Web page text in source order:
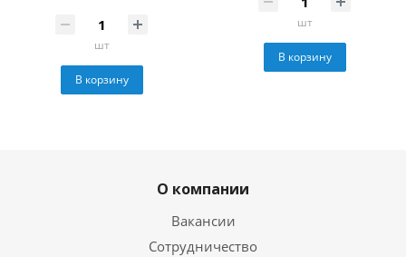
шт
В корзину
шт
В корзину
О компании
Вакансии
Сотрудничество